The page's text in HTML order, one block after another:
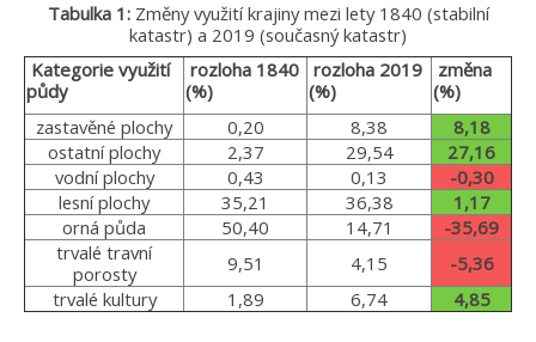
Tabulka 1:Změny využití krajiny mezi lety 1840 (stabilní
katastr) a 2019 (současný katastr)
Kategorie využití
půdy
rozloha 1840
(%)
rozloha 2019
(%)
změna
(%)
zastavěné plochy
0,20 8,38
8,18
ostatní plochy
2,37 29,54
27,16
vodní plochy
0,43 0,13
-0,30
lesní plochy
35,21 36,38
1,17
orná půda
50,40 14,71
-35,69
trvalé travní
porosty
9,51 4,15
-5,36
trvalé kultury
1,89 6,74 4,85